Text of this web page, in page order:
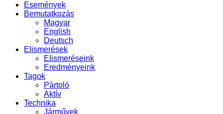
Események
Bemutatkozás
Magyar
English
Deutsch
Elismerések
Elismeréseink
Eredményeink
Tagok
Pártoló
Aktív
Technika
Járművek